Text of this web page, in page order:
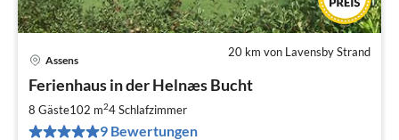
20 km von Lavensby Strand
Assens
Ferienhaus in der Helnæs Bucht
8 Gäste102 m24Schlafzimmer
9 Bewertungen